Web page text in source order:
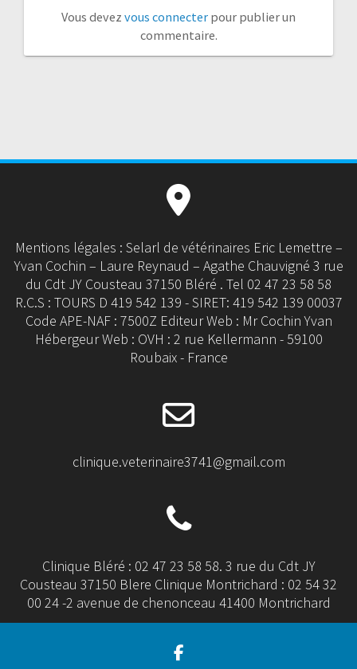
Vous devez vous connecter pour publier un
commentaire.
Mentions légales : Selarl de vétérinaires Eric Lemettre –
Yvan Cochin – Laure Reynaud – Agathe Chauvigné 3 rue
du Cdt JY Cousteau 37150 Bléré . Tel 02 47 23 58 58
R.C.S : TOURS D 419 542 139 - SIRET: 419 542 139 00037
Code APE-NAF : 7500Z Editeur Web : Mr Cochin Yvan
Hébergeur Web : OVH : 2 rue Kellermann - 59100
Roubaix - France
clinique.veterinaire3741@gmail.com
Clinique Bléré : 02 47 23 58 58. 3 rue du Cdt JY
Cousteau 37150 Blere Clinique Montrichard : 02 54 32
00 24 -2 avenue de chenonceau 41400 Montrichard